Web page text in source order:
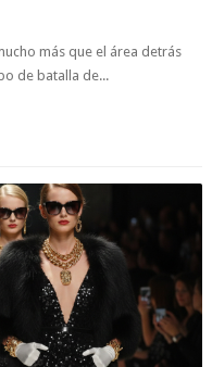
más que el área detrás
de batalla de...